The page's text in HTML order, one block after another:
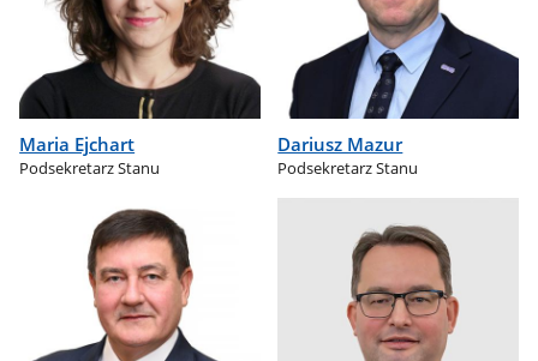
Maria Ejchart
Podsekretarz Stanu
Dariusz Mazur
Podsekretarz Stanu